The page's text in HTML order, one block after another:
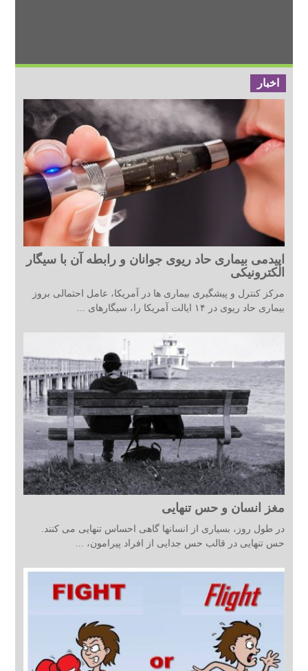
اخبار
اپیدمی بیماری حاد ریوی جوانان و رابطه آن با سیگار
الکترونیکی
مرکز کنترل و پیشگیری بیماری ها در آمریکا، عامل احتمالی بروز
بیماری حاد ریوی در ۱۴ ایالت آمریکا را، سیگارهای ...
مغز انسان و حس تنهایی
در طول روز، بسیاری از انسانها گاهی احساس تنهایی می کنند.
حس تنهایی در قالب حس جدایی از افراد پیرامون، ...